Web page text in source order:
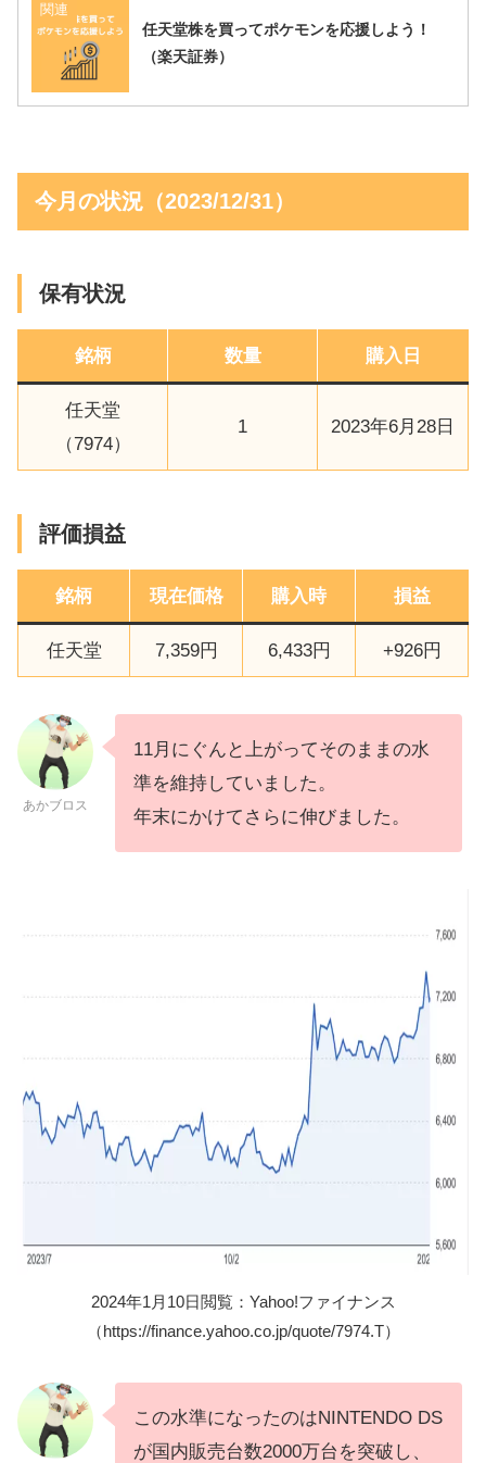
関連
任天堂株を買ってポケモンを応援しよう！
（楽天証券）
今月の状況（2023/12/31）
保有状況
銘柄 数量 購入日
任天堂
（7974）
1 2023年6月28日
評価損益
銘柄 現在価格 購入時 損益
任天堂 7,359円 6,433円 +926円
あかブロス
11月にぐんと上がってそのままの水
準を維持していました。
年末にかけてさらに伸びました。
2024年1月10日閲覧：Yahoo!ファイナンス
（https://finance.yahoo.co.jp/quote/7974.T）
この水準になったのはNINTENDO DS
が国内販売台数2000万台を突破し、